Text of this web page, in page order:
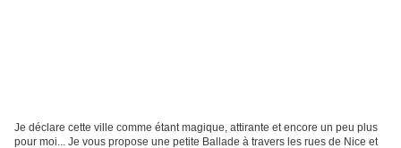
Je déclare cette ville comme étant magique, attirante et encore un peu plus
pour moi... Je vous propose une petite Ballade à travers les rues de Nice et